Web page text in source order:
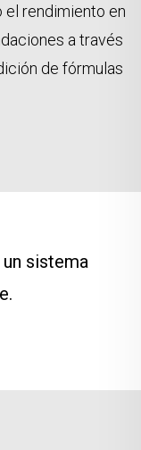
el rendimiento en
a través
de fórmulas
sistema